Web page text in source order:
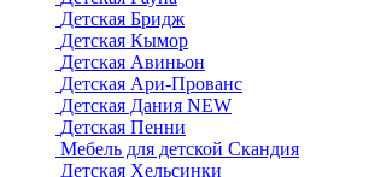
Детская Бридж
Детская Кымор
Детская Авиньон
Детская Ари-Прованс
Детская Дания NEW
Детская Пенни
Мебель для детской Скандия
Детская Хельсинки